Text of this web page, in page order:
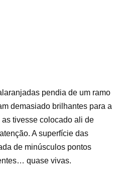
pendia de um ramo
demasiado brilhantes para a
tivesse colocado ali de
A superfície das
de minúsculos pontos
quase vivas.